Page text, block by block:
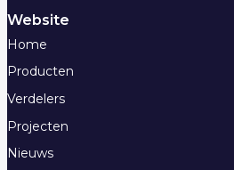
Website
Home
Producten
Verdelers
Projecten
Nieuws